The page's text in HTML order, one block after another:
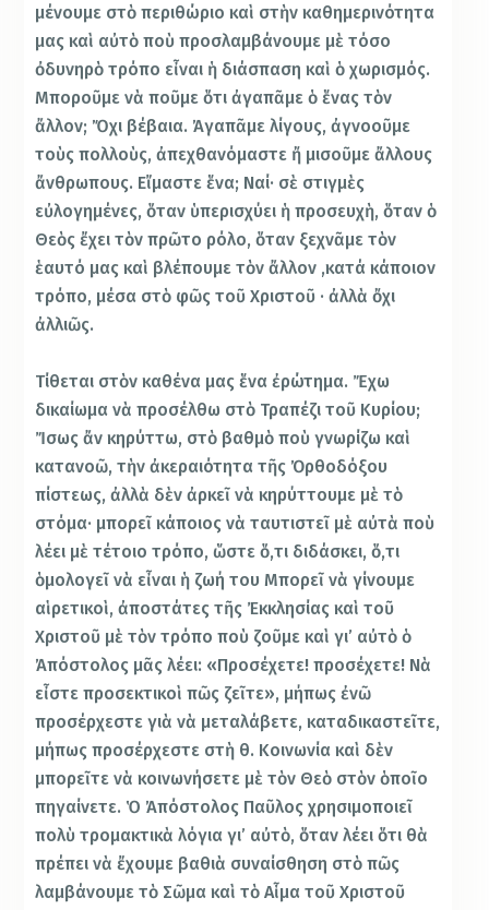
μένουμε στὸ περιθώριο καὶ στὴν καθημερινότητα
μας καὶ αὐτὸ ποὺ προσλαμβάνουμε μὲ τόσο
ὀδυνηρὸ τρόπο εἶναι ἡ διάσπαση καὶ ὁ χωρισμός.
Μποροῦμε νὰ ποῦμε ὅτι ἀγαπᾶμε ὁ ἕνας τὸν
ἄλλον; Ὄχι βέβαια. Ἀγαπᾶμε λίγους, ἀγνοοῦμε
τοὺς πολλοὺς, ἀπεχθανόμαστε ἤ μισοῦμε ἄλλους
ἄνθρωπους. Εἴμαστε ἕνα; Ναί· σὲ στιγμὲς
εὐλογημένες, ὅταν ὑπερισχύει ἡ προσευχὴ, ὅταν ὁ
Θεὸς ἔχει τὸν πρῶτο ρόλο, ὅταν ξεχνᾶμε τὸν
ἑαυτό μας καὶ βλέπουμε τὸν ἄλλον ,κατά κάποιον
τρόπο, μέσα στὸ φῶς τοῦ Χριστοῦ · ἀλλὰ ὄχι
ἀλλιῶς.
Τίθεται στὸν καθένα μας ἕνα ἐρώτημα. Ἔχω
δικαίωμα νὰ προσέλθω στὸ Τραπέζι τοῦ Κυρίου;
Ἴσως ἄν κηρύττω, στὸ βαθμὸ ποὺ γνωρίζω καὶ
κατανοῶ, τὴν ἀκεραιότητα τῆς Ὀρθοδόξου
πίστεως, ἀλλὰ δὲν ἀρκεῖ νὰ κηρύττουμε μὲ τὸ
στόμα· μπορεῖ κάποιος νὰ ταυτιστεῖ μὲ αὐτὰ ποὺ
λέει μὲ τέτοιο τρόπο, ὥστε ὅ,τι διδάσκει, ὅ,τι
ὁμολογεῖ νὰ εἶναι ἡ ζωή του Μπορεῖ νὰ γίνουμε
αἱρετικοὶ, ἀποστάτες τῆς Ἐκκλησίας καὶ τοῦ
Χριστοῦ μὲ τὸν τρόπο ποὺ ζοῦμε καὶ γι’ αὐτὸ ὁ
Ἀπόστολος μᾶς λέει: «Προσέχετε! προσέχετε! Νὰ
εἶστε προσεκτικοὶ πῶς ζεῖτε», μήπως ἐνῶ
προσέρχεστε γιὰ νὰ μεταλάβετε, καταδικαστεῖτε,
μήπως προσέρχεστε στὴ θ. Κοινωνία καὶ δὲν
μπορεῖτε νὰ κοινωνήσετε μὲ τὸν Θεὸ στὸν ὁποῖο
πηγαίνετε. Ὁ Ἀπόστολος Παῦλος χρησιμοποιεῖ
πολὺ τρομακτικὰ λόγια γι’ αὐτὸ, ὅταν λέει ὅτι θὰ
πρέπει νὰ ἔχουμε βαθιὰ συναίσθηση στὸ πῶς
λαμβάνουμε τὸ Σῶμα καὶ τὸ Αἷμα τοῦ Χριστοῦ